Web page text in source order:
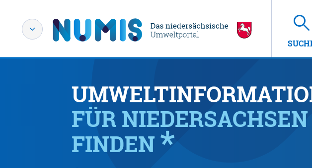
FÜR NIEDERSACHSEN
FINDEN